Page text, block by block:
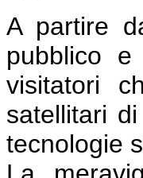
A partire
pubblico
visitatori
satellitari
tecnologie